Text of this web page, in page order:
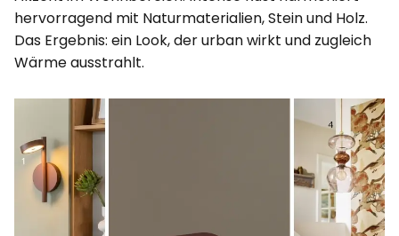
hervorragend mit Naturmaterialien, Stein und Holz.
Das Ergebnis: ein Look, der urban wirkt und zugleich
Wärme ausstrahlt.